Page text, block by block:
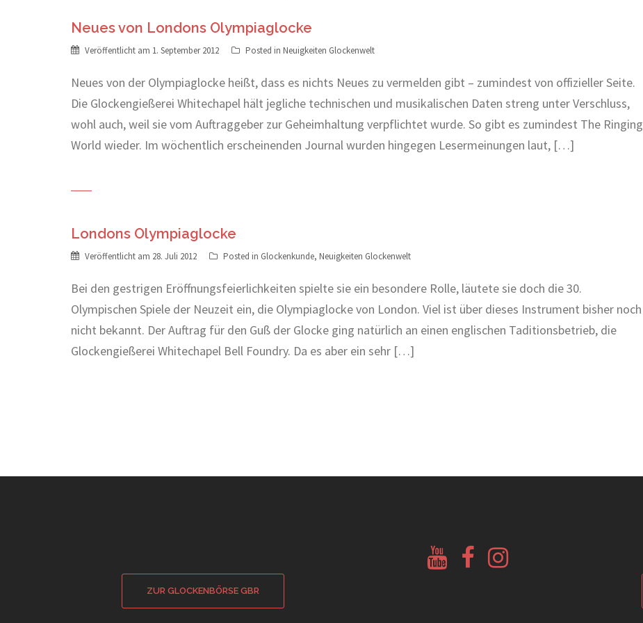
Neues von Londons Olympiaglocke
Veröffentlicht am 1. September 2012 Posted in Neuigkeiten Glockenwelt
Neues von der Olympiaglocke heißt, dass es nichts Neues zu vermelden gibt – zumindest von offizieller Seite.
Die Glockengießerei Whitechapel hält jegliche technischen und musikalischen Daten streng unter Verschluss,
wohl auch, weil sie vom Auftraggeber zur Geheimhaltung verpflichtet wurde. So gibt es zumindest The Ringing
World wieder. Im wöchentlich erscheinenden Journal wurden hingegen Lesermeinungen laut, […]
Londons Olympiaglocke
Veröffentlicht am 28. Juli 2012 Posted in Glockenkunde, Neuigkeiten Glockenwelt
Bei den gestrigen Eröffnungsfeierlichkeiten spielte sie ein besondere Rolle, läutete sie doch die 30.
Olympischen Spiele der Neuzeit ein, die Olympiaglocke von London. Viel ist über dieses Instrument bisher noch
nicht bekannt. Der Auftrag für den Guß der Glocke ging natürlich an einen englischen Taditionsbetrieb, die
Glockengießerei Whitechapel Bell Foundry. Da es aber ein sehr […]
ZUR GLOCKENBÖRSE GBR
Youtube
Glockenberatung
Facebook
Glockenbörse
Instagram
Glockenbörse